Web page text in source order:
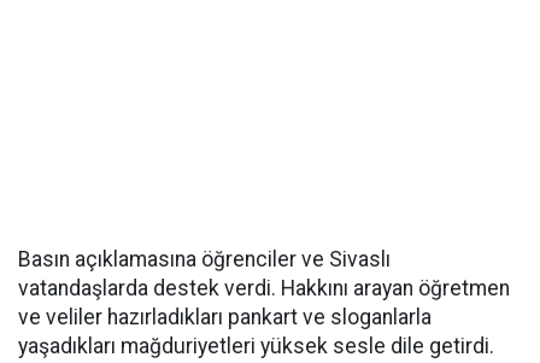
Basın açıklamasına öğrenciler ve Sivaslı
vatandaşlarda destek verdi. Hakkını arayan öğretmen
ve veliler hazırladıkları pankart ve sloganlarla
yaşadıkları mağduriyetleri yüksek sesle dile getirdi.